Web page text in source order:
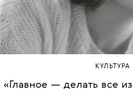
КУЛЬТУРА
«Главное — делать все